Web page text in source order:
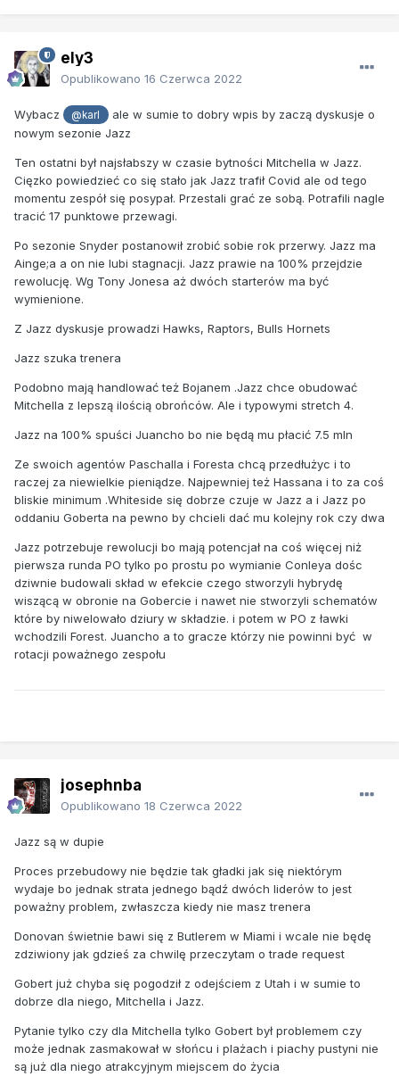
ely3
Opublikowano 16 Czerwca 2022
Wybacz @karl
ale w sumie to dobry wpis by zaczą dyskusje o
nowym sezonie Jazz
Ten ostatni był najsłabszy w czasie bytności Mitchella w Jazz.
Cięzko powiedzieć co się stało jak Jazz trafił Covid ale od tego
momentu zespół się posypał. Przestali grać ze sobą. Potrafili nagle
tracić 17 punktowe przewagi.
Po sezonie Snyder postanowił zrobić sobie rok przerwy. Jazz ma
Ainge;a a on nie lubi stagnacji. Jazz prawie na 100% przejdzie
rewolucję. Wg Tony Jonesa aż dwóch starterów ma być
wymienione.
Z Jazz dyskusje prowadzi Hawks, Raptors, Bulls Hornets
Jazz szuka trenera
Podobno mają handlować też Bojanem .Jazz chce obudować
Mitchella z lepszą ilością obrońców. Ale i typowymi stretch 4.
Jazz na 100% spuści Juancho bo nie będą mu płacić 7.5 mln
Ze swoich agentów Paschalla i Foresta chcą przedłużyc i to
raczej za niewielkie pieniądze. Najpewniej też Hassana i to za coś
bliskie minimum .Whiteside się dobrze czuje w Jazz a i Jazz po
oddaniu Goberta na pewno by chcieli dać mu kolejny rok czy dwa
Jazz potrzebuje rewolucji bo mają potencjał na coś więcej niż
pierwsza runda PO tylko po prostu po wymianie Conleya dośc
dziwnie budowali skład w efekcie czego stworzyli hybrydę
wiszącą w obronie na Gobercie i nawet nie stworzyli schematów
które by niwelowało dziury w składzie. i potem w PO z ławki
wchodzili Forest. Juancho a to gracze którzy nie powinni być w
rotacji poważnego zespołu
josephnba
Opublikowano 18 Czerwca 2022
Jazz są w dupie
Proces przebudowy nie będzie tak gładki jak się niektórym
wydaje bo jednak strata jednego bądź dwóch liderów to jest
poważny problem, zwłaszcza kiedy nie masz trenera
Donovan świetnie bawi się z Butlerem w Miami i wcale nie będę
zdziwiony jak gdzieś za chwilę przeczytam o trade request
Gobert już chyba się pogodził z odejściem z Utah i w sumie to
dobrze dla niego, Mitchella i Jazz.
Pytanie tylko czy dla Mitchella tylko Gobert był problemem czy
może jednak zasmakował w słońcu i plażach i piachy pustyni nie
są już dla niego atrakcyjnym miejscem do życia